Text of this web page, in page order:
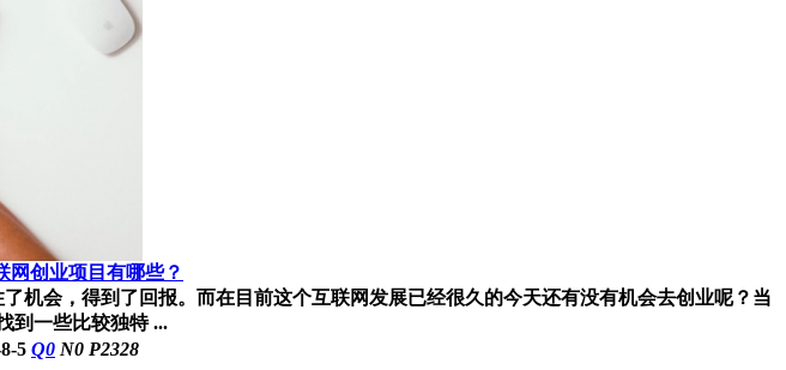
网创业项目有哪些？
机会，得到了回报。而在目前这个互联网发展已经很久的今天还有没有机会去创业呢？当
到一些比较独特 ...
5 Q0 N0 P2328